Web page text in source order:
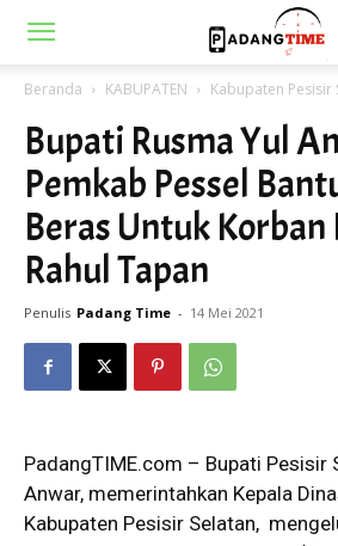
Beranda KABUPATEN Kabupaten Pesisir
Bupati Rusma Yul
Pemkab Pessel
Beras Untuk
Rahul Tapan
Penulis Padang Time - 14 Mei 2021
PadangTIME.com – Bupati Pesisir
Anwar, memerintahkan Kepala
Kabupaten Pesisir Selatan,